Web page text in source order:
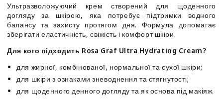
-
Rosa
Graf
Hydrating
-
Rosa
Graf
Hydrating
Ультразволожуючий крем створений для щоденного
догляду за шкірою, яка потребує підтримки водного
балансу та захисту протягом дня. Формула допомагає
зберігати еластичність, свіжість і комфорт шкіри.
Для кого підходить Rosa Graf Ultra Hydrating Cream?
для жирної, комбінованої, нормальної та сухої шкіри;
для шкіри з ознаками зневоднення та стягнутості;
для щоденного денного догляду та як основа під макіяж.